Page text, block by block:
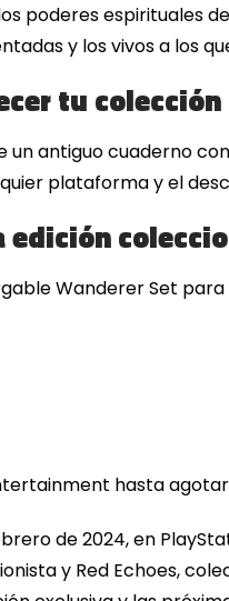
poderes espirituales
y los vivos a los
tu
un antiguo cuaderno
plataforma y el
Wanderer Set para
hasta
de 2024, en
y Red Echoes,